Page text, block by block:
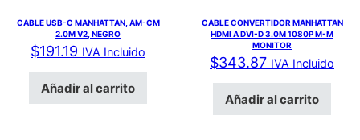
CABLE USB-C MANHATTAN, AM-CM
2.0M V2, NEGRO
$191.19 IVA Incluido
Añadir al carrito
CABLE CONVERTIDOR MANHATTAN
HDMI A DVI-D 3.0M 1080P M-M
MONITOR
$343.87 IVA Incluido
Añadir al carrito